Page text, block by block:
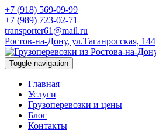
+7 (918) 569-09-99
+7 (989) 723-02-71
transporter61@mail.ru
Ростов-на-Дону, ул.Таганрогская, 144
Toggle navigation
Главная
Услуги
Грузоперевозки и цены
Блог
Контакты